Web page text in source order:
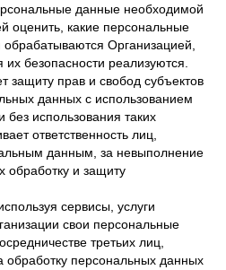
данные необходимой
какие персональные
Организацией,
безопасности реализуются.
защиту прав и свобод субъектов
данных с использованием
без использования таких
ответственность лиц,
данным, за невыполнение
обработку и защиту
сервисы, услуги
свои персональные
третьих лиц,
обработку персональных данных